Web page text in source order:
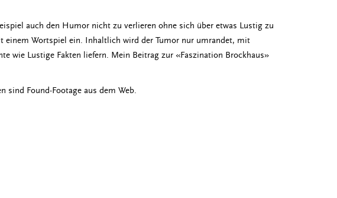
auch den Humor nicht zu verlieren ohne sich über etwas Lustig zu
Wortspiel ein. Inhaltlich wird der Tumor nur umrandet, mit
wie Lustige Fakten liefern. Mein Beitrag zur «Faszination Brockhaus»
sind Found-Footage aus dem Web.